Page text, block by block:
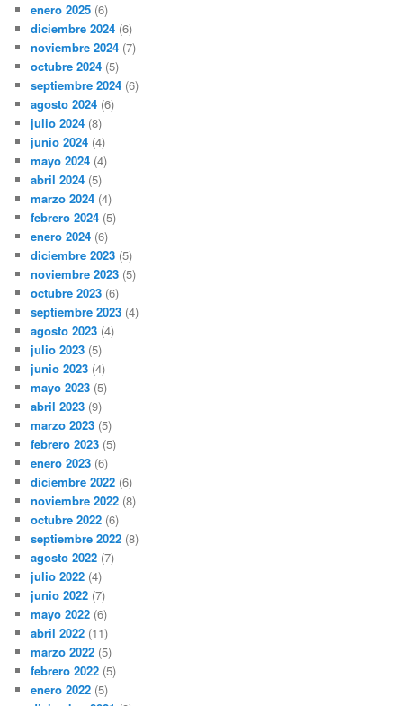
enero 2025 (6)
diciembre 2024 (6)
noviembre 2024 (7)
octubre 2024 (5)
septiembre 2024 (6)
agosto 2024 (6)
julio 2024 (8)
junio 2024 (4)
mayo 2024 (4)
abril 2024 (5)
marzo 2024 (4)
febrero 2024 (5)
enero 2024 (6)
diciembre 2023 (5)
noviembre 2023 (5)
octubre 2023 (6)
septiembre 2023 (4)
agosto 2023 (4)
julio 2023 (5)
junio 2023 (4)
mayo 2023 (5)
abril 2023 (9)
marzo 2023 (5)
febrero 2023 (5)
enero 2023 (6)
diciembre 2022 (6)
noviembre 2022 (8)
octubre 2022 (6)
septiembre 2022 (8)
agosto 2022 (7)
julio 2022 (4)
junio 2022 (7)
mayo 2022 (6)
abril 2022 (11)
marzo 2022 (5)
febrero 2022 (5)
enero 2022 (5)